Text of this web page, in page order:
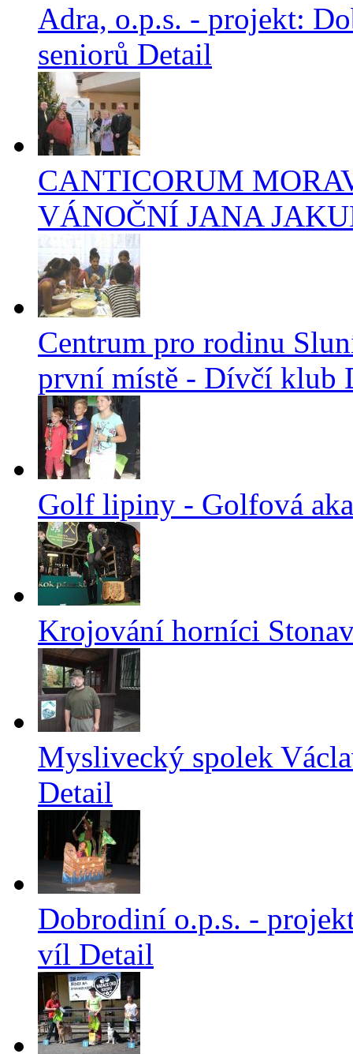
Adra, o.p.s. - projekt:
seniorů Detail
CANTICORUM
VÁNOČNÍ JANA
Centrum pro rodinu
první místě - Dívčí klub
Golf lipiny - Golfová
Krojování horníci
Myslivecký spolek
Detail
Dobrodiní o.p.s. -
víl Detail